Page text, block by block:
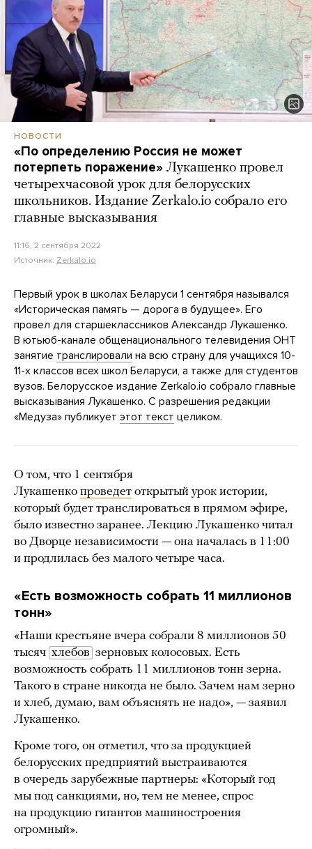
НОВОСТИ
«По определению Россия не может
потерпеть поражение» Лукашенко провел
четырехчасовой урок для белорусских
школьников. Издание Zerkalo.io собрало его
главные высказывания
11:16, 2 сентября 2022
Источник: Zerkalo.io
Первый урок в школах Беларуси 1 сентября назывался
«Историческая память — дорога в будущее». Его
провел для старшеклассников Александр Лукашенко.
В ютьюб-канале общенационального телевидения ОНТ
занятие транслировали на всю страну для учащихся 10-
11-х классов всех школ Беларуси, а также для студентов
вузов. Белорусское издание Zerkalo.io собрало главные
высказывания Лукашенко. С разрешения редакции
«Медуза» публикует этот текст целиком.
О том, что 1 сентября
Лукашенко проведет открытый урок истории,
который будет транслироваться в прямом эфире,
было известно заранее. Лекцию Лукашенко читал
во Дворце независимости — она началась в 11:00
и продлилась без малого четыре часа.
«Есть возможность собрать 11 миллионов
тонн»
«Наши крестьяне вчера собрали 8 миллионов 50
тысяч хлебов зерновых колосовых. Есть
возможность собрать 11 миллионов тонн зерна.
Такого в стране никогда не было. Зачем нам зерно
и хлеб, думаю, вам объяснять не надо», — заявил
Лукашенко.
Кроме того, он отметил, что за продукцией
белорусских предприятий выстраиваются
в очередь зарубежные партнеры: «Который год
мы под санкциями, но, тем не менее, спрос
на продукцию гигантов машиностроения
огромный».